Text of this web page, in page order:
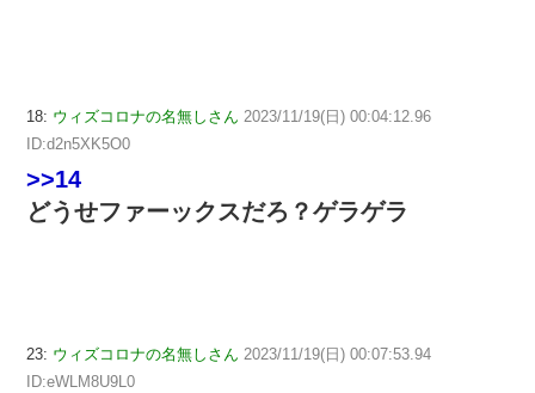
18: ウィズコロナの名無しさん 2023/11/19(日) 00:04:12.96
ID:d2n5XK5O0
>>14
どうせファーックスだろ？ゲラゲラ
23: ウィズコロナの名無しさん 2023/11/19(日) 00:07:53.94
ID:eWLM8U9L0